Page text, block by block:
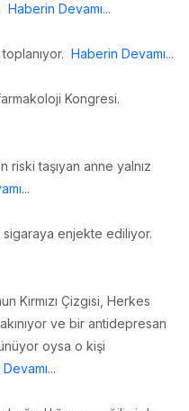
Haberin Devamı...
Haberin Devamı...
Kongresi.
taşıyan anne yalnız
enjekte ediliyor.
Kırmızı Çizgisi, Herkes
ve bir antidepresan
oysa o kişi